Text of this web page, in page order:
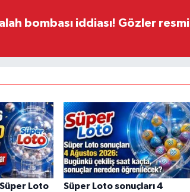
bombası iddiası! Gözler resmi
Loto
Süper Loto sonuçları 4